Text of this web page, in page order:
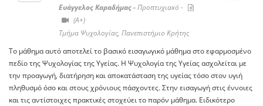
Ευάγγελος Καραδήμας -Προπτυχιακό -
(A+)
Τμήμα Ψυχολογίας, Πανεπιστήμιο Κρήτης
Το μάθημα αυτό αποτελεί το βασικό εισαγωγικό μάθημα στο εφαρμοσμένο
πεδίο της Ψυχολογίας της Υγείας. Η Ψυχολογία της Υγείας ασχολείται με
την προαγωγή, διατήρηση και αποκατάσταση της υγείας τόσο στον υγιή
πληθυσμό όσο και στους χρόνιους πάσχοντες. Στην εισαγωγή στις έννοιες
και τις αντίστοιχες πρακτικές στοχεύει το παρόν μάθημα. Ειδικότερο